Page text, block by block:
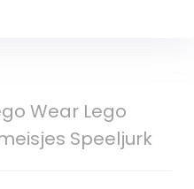
Wear Lego
Speeljurk